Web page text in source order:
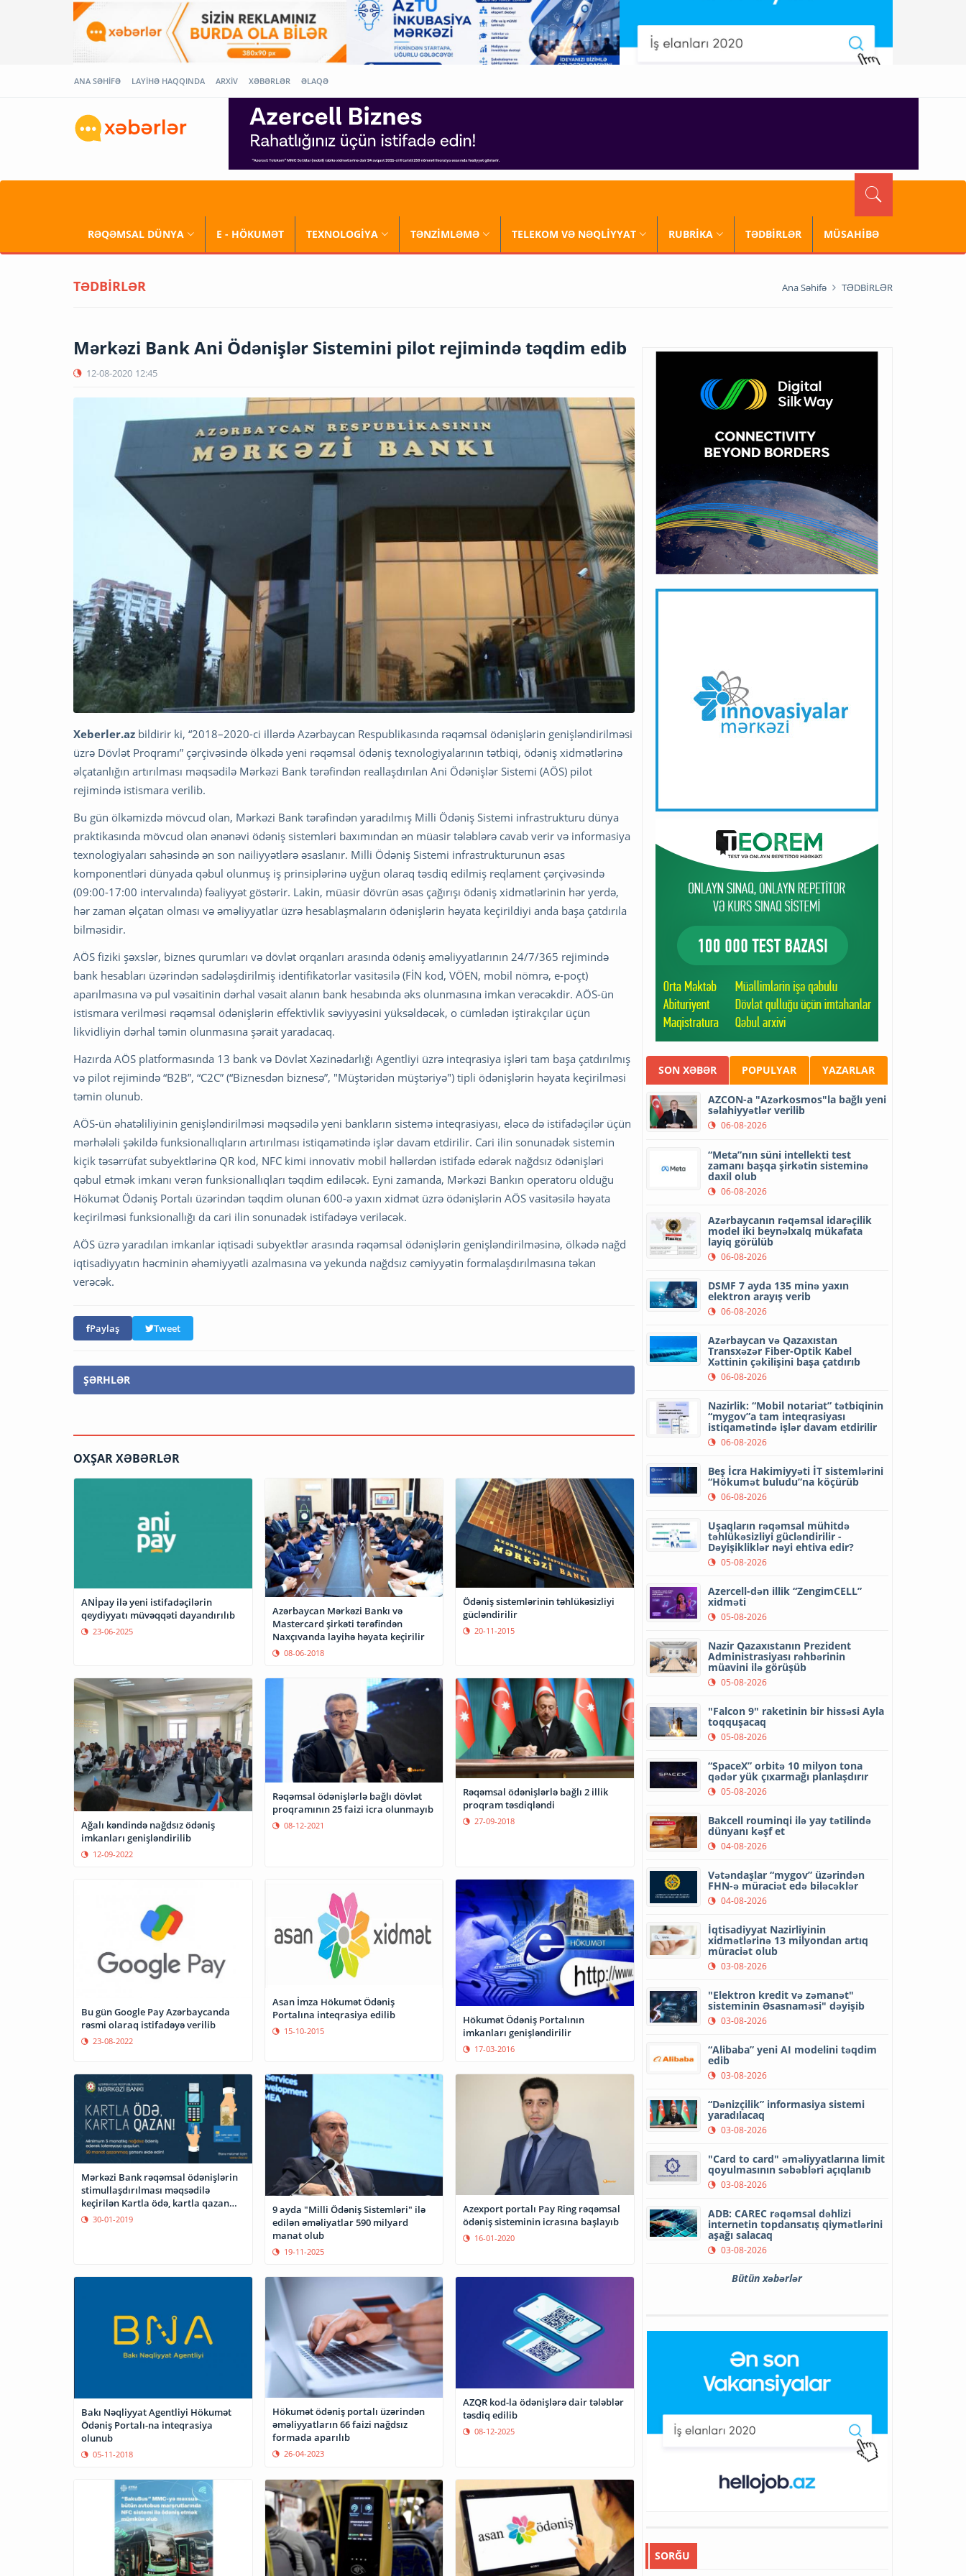
ANA SƏHİFƏ LAYİHƏ HAQQINDA ARXİV XƏBƏRLƏR ƏLAQƏ
RƏQƏMSAL DÜNYA E - HÖKUMƏT TEXNOLOGİYA TƏNZİMLƏMƏ TELEKOM VƏ NƏQLİYYAT RUBRİKA TƏDBİRLƏR MÜSAHİBƏ
TƏDBİRLƏR Ana Səhifə TƏDBİRLƏR
Mərkəzi Bank Ani Ödənişlər Sistemini pilot rejimində təqdim edib
12-08-2020 12:45
Xeberler.az bildirir ki, “2018–2020-ci illərdə Azərbaycan Respublikasında rəqəmsal ödənişlərin genişləndirilməsi
üzrə Dövlət Proqramı” çərçivəsində ölkədə yeni rəqəmsal ödəniş texnologiyalarının tətbiqi, ödəniş xidmətlərinə
əlçatanlığın artırılması məqsədilə Mərkəzi Bank tərəfindən reallaşdırılan Ani Ödənişlər Sistemi (AÖS) pilot
rejimində istismara verilib.
Bu gün ölkəmizdə mövcud olan, Mərkəzi Bank tərəfindən yaradılmış Milli Ödəniş Sistemi infrastrukturu dünya
praktikasında mövcud olan ənənəvi ödəniş sistemləri baxımından ən müasir tələblərə cavab verir və informasiya
texnologiyaları sahəsində ən son nailiyyətlərə əsaslanır. Milli Ödəniş Sistemi infrastrukturunun əsas
komponentləri dünyada qəbul olunmuş iş prinsiplərinə uyğun olaraq təsdiq edilmiş reqlament çərçivəsində
(09:00-17:00 intervalında) fəaliyyət göstərir. Lakin, müasir dövrün əsas çağırışı ödəniş xidmətlərinin hər yerdə,
hər zaman əlçatan olması və əməliyyatlar üzrə hesablaşmaların ödənişlərin həyata keçirildiyi anda başa çatdırıla
bilməsidir.
AÖS fiziki şəxslər, biznes qurumları və dövlət orqanları arasında ödəniş əməliyyatlarının 24/7/365 rejimində
bank hesabları üzərindən sadələşdirilmiş identifikatorlar vasitəsilə (FİN kod, VÖEN, mobil nömrə, e-poçt)
aparılmasına və pul vəsaitinin dərhal vəsait alanın bank hesabında əks olunmasına imkan verəcəkdir. AÖS-ün
istismara verilməsi rəqəmsal ödənişlərin effektivlik səviyyəsini yüksəldəcək, o cümlədən iştirakçılar üçün
likvidliyin dərhal təmin olunmasına şərait yaradacaq.
Hazırda AÖS platformasında 13 bank və Dövlət Xəzinədarlığı Agentliyi üzrə inteqrasiya işləri tam başa çatdırılmış
və pilot rejimində “B2B”, “C2C” (“Biznesdən biznesə”, "Müştəridən müştəriyə") tipli ödənişlərin həyata keçirilməsi
təmin olunub.
AÖS-ün əhatəliliyinin genişləndirilməsi məqsədilə yeni bankların sistemə inteqrasiyası, eləcə də istifadəçilər üçün
mərhələli şəkildə funksionallıqların artırılması istiqamətində işlər davam etdirilir. Cari ilin sonunadək sistemin
kiçik təsərrüfat subyektlərinə QR kod, NFC kimi innovativ mobil həllərdən istifadə edərək nağdsız ödənişləri
qəbul etmək imkanı verən funksionallıqları təqdim ediləcək. Eyni zamanda, Mərkəzi Bankın operatoru olduğu
Hökumət Ödəniş Portalı üzərindən təqdim olunan 600-ə yaxın xidmət üzrə ödənişlərin AÖS vasitəsilə həyata
keçirilməsi funksionallığı da cari ilin sonunadək istifadəyə veriləcək.
AÖS üzrə yaradılan imkanlar iqtisadi subyektlər arasında rəqəmsal ödənişlərin genişləndirilməsinə, ölkədə nağd
iqtisadiyyatın həcminin əhəmiyyətli azalmasına və yekunda nağdsız cəmiyyətin formalaşdırılmasına təkan
verəcək.
Paylaş Tweet
ŞƏRHLƏR
OXŞAR XƏBƏRLƏR
ANİpay ilə yeni istifadəçilərin
qeydiyyatı müvəqqəti dayandırılıb
23-06-2025
Azərbaycan Mərkəzi Bankı və
Mastercard şirkəti tərəfindən
Naxçıvanda layihə həyata keçirilir
08-06-2018
Ödəniş sistemlərinin təhlükəsizliyi
gücləndirilir
20-11-2015
Ağalı kəndində nağdsız ödəniş
imkanları genişləndirilib
12-09-2022
Rəqəmsal ödənişlərlə bağlı dövlət
proqramının 25 faizi icra olunmayıb
08-12-2021
Rəqəmsal ödənişlərlə bağlı 2 illik
proqram təsdiqləndi
27-09-2018
Bu gün Google Pay Azərbaycanda
rəsmi olaraq istifadəyə verilib
23-08-2022
Asan İmza Hökumət Ödəniş
Portalına inteqrasiya edilib
15-10-2015
Hökumət Ödəniş Portalının
imkanları genişləndirilir
17-03-2016
Mərkəzi Bank rəqəmsal ödənişlərin
stimullaşdırılması məqsədilə
keçirilən Kartla ödə, kartla qazan
lotereyasına start verir
30-01-2019
9 ayda "Milli Ödəniş Sistemləri" ilə
edilən əməliyatlar 590 milyard
manat olub
19-11-2025
Azexport portalı Pay Ring rəqəmsal
ödəniş sisteminin icrasına başlayıb
16-01-2020
Bakı Nəqliyyat Agentliyi Hökumət
Ödəniş Portalı-na inteqrasiya
olunub
05-11-2018
Hökumət ödəniş portalı üzərindən
əməliyyatların 66 faizi nağdsız
formada aparılıb
26-04-2023
AZQR kod-la ödənişlərə dair tələblər
təsdiq edilib
08-12-2025
SON XƏBƏR POPULYAR YAZARLAR
AZCON-a "Azərkosmos"la bağlı yeni
səlahiyyətlər verilib
06-08-2026
“Meta”nın süni intellekti test
zamanı başqa şirkətin sisteminə
daxil olub
06-08-2026
Azərbaycanın rəqəmsal idarəçilik
model iki beynəlxalq mükafata
layiq görülüb
06-08-2026
DSMF 7 ayda 135 minə yaxın
elektron arayış verib
06-08-2026
Azərbaycan və Qazaxıstan
Transxəzər Fiber-Optik Kabel
Xəttinin çəkilişini başa çatdırıb
06-08-2026
Nazirlik: “Mobil notariat” tətbiqinin
“mygov”a tam inteqrasiyası
istiqamətində işlər davam etdirilir
06-08-2026
Beş İcra Hakimiyyəti İT sistemlərini
“Hökumət buludu”na köçürüb
06-08-2026
Uşaqların rəqəmsal mühitdə
təhlükəsizliyi gücləndirilir -
Dəyişikliklər nəyi ehtiva edir?
05-08-2026
Azercell-dən illik “ZengimCELL”
xidməti
05-08-2026
Nazir Qazaxıstanın Prezident
Administrasiyası rəhbərinin
müavini ilə görüşüb
05-08-2026
"Falcon 9" raketinin bir hissəsi Ayla
toqquşacaq
05-08-2026
“SpaceX” orbitə 10 milyon tona
qədər yük çıxarmağı planlaşdırır
05-08-2026
Bakcell rouminqi ilə yay tətilində
dünyanı kəşf et
04-08-2026
Vətəndaşlar “mygov” üzərindən
FHN-ə müraciət edə biləcəklər
04-08-2026
İqtisadiyyat Nazirliyinin
xidmətlərinə 13 milyondan artıq
müraciət olub
03-08-2026
"Elektron kredit və zəmanət"
sisteminin Əsasnaməsi" dəyişib
03-08-2026
“Alibaba” yeni AI modelini təqdim
edib
03-08-2026
“Dənizçilik” informasiya sistemi
yaradılacaq
03-08-2026
"Card to card" əməliyyatlarına limit
qoyulmasının səbəbləri açıqlanıb
03-08-2026
ADB: CAREC rəqəmsal dəhlizi
internetin topdansatış qiymətlərini
aşağı salacaq
03-08-2026
Bütün xəbərlər
SORĞU